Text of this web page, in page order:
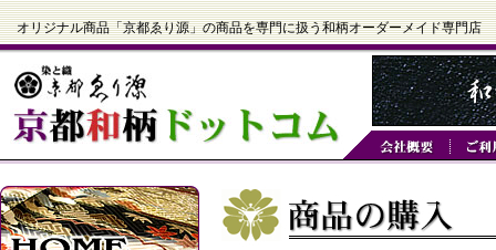
オリジナル商品「京都ゑり源」の商品を専門に扱う和柄オーダーメイド専門店